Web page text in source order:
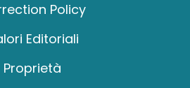
Policy
Editoriali
Proprietà